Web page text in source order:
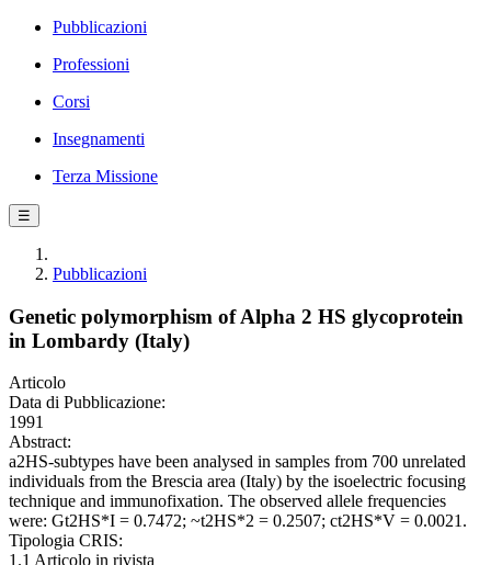
Pubblicazioni
Professioni
Corsi
Insegnamenti
Terza Missione
☰
Pubblicazioni
Genetic polymorphism of Alpha 2 HS glycoprotein
in Lombardy (Italy)
Articolo
Data di Pubblicazione:
1991
Abstract:
a2HS-subtypes have been analysed in samples from 700 unrelated
individuals from the Brescia area (Italy) by the isoelectric focusing
technique and immunofixation. The observed allele frequencies
were: Gt2HS*I = 0.7472; ~t2HS*2 = 0.2507; ct2HS*V = 0.0021.
Tipologia CRIS:
1.1 Articolo in rivista